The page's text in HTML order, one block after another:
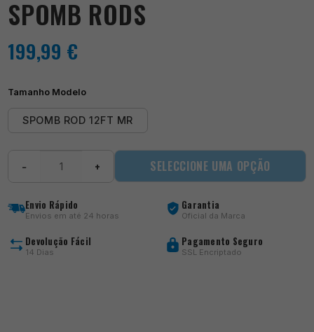
SPOMB RODS
199,99 €
Tamanho Modelo
SPOMB ROD 12FT MR
− + SELECCIONE UMA OPÇÃO
Envio Rápido
Envios em até 24 horas
Garantia
Oficial da Marca
Devolução Fácil
14 Dias
Pagamento Seguro
SSL Encriptado